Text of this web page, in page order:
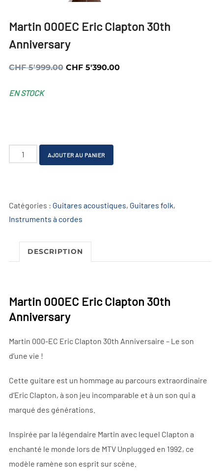
Martin 000EC Eric Clapton 30th
Anniversary
CHF5'999.00 Le
CHF5'390.00Le
EN STOCK
quantité
de
Eric
Clapton
Anniversary
AJOUTER AU PANIER
l
r
i
:
Catégories : Guitares acoustiques, Guitares folk,
Instruments à cordes
DESCRIPTION
Martin 000EC Eric Clapton 30th
Anniversary
Martin 000-EC Eric Clapton 30th Anniversaire – Le son
d’une vie !
Cette guitare est un hommage au parcours extraordinaire
d’Eric Clapton, à son jeu incomparable et à un son qui a
marqué des générations.
Inspirée par la légendaire Martin avec lequel Clapton a
enchanté le monde lors de MTV Unplugged en 1992, ce
modèle ramène son esprit sur scène.